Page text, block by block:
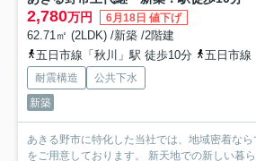
2,780万円 6月18日 値下げ
62.71㎡ (2LDK) /新築 /2階建
五日市線「秋川」駅 徒歩10分
五日市線
耐震構造
公共下水
新築
あきる野市に特化した当社では、地域密着な
をご用意しております。 新天地での新しい暮